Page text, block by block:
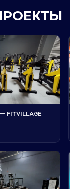
FITVILLAGE